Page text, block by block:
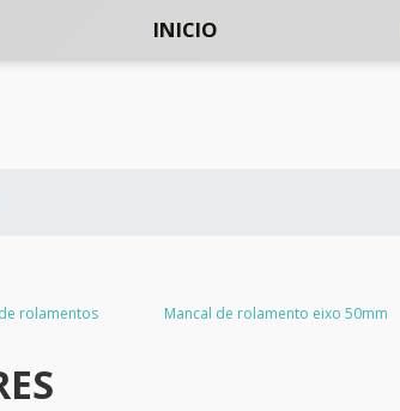
INICIO
rolamentos Mancal de rolamento eixo 50mm